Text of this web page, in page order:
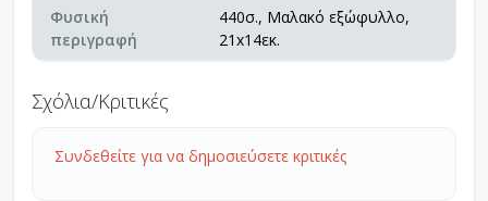
Φυσική
περιγραφή
440σ., Μαλακό εξώφυλλο,
21x14εκ.
Σχόλια/Κριτικές
Συνδεθείτε για να δημοσιεύσετε κριτικές